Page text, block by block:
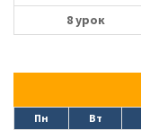
8 урок
Пн Вт